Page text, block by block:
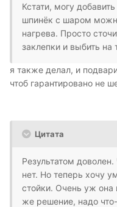
Кстати, могу
шпинёк с шаром
нагрева. Просто
заклепки и выбить на
я также делал, и
чтоб гарантировано не
Цитата
Результатом
нет. Но теперь хочу
стойки. Очень уж она
же решение, надо